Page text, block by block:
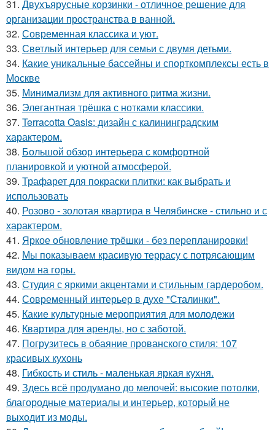
31. Двухъярусные корзинки - отличное решение для
организации пространства в ванной.
32. Современная классика и уют.
33. Светлый интерьер для семьи с двумя детьми.
34. Какие уникальные бассейны и спорткомплексы есть в
Москве
35. Минимализм для активного ритма жизни.
36. Элегантная трёшка с нотками классики.
37. Terracotta Oasis: дизайн с калининградским
характером.
38. Большой обзор интерьера с комфортной
планировкой и уютной атмосферой.
39. Трафарет для покраски плитки: как выбрать и
использовать
40. Розово - золотая квартира в Челябинске - стильно и с
характером.
41. Яркое обновление трёшки - без перепланировки!
42. Мы показываем красивую террасу с потрясающим
видом на горы.
43. Студия с яркими акцентами и стильным гардеробом.
44. Современный интерьер в духе "Сталинки".
45. Какие культурные мероприятия для молодежи
46. Квартира для аренды, но с заботой.
47. Погрузитесь в обаяние прованского стиля: 107
красивых кухонь
48. Гибкость и стиль - маленькая яркая кухня.
49. Здесь всё продумано до мелочей: высокие потолки,
благородные материалы и интерьер, который не
выходит из моды.